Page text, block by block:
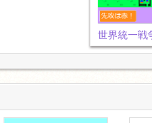
世界統一